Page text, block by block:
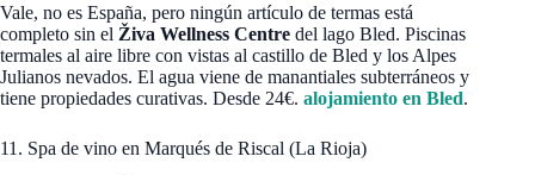
Vale, no es España, pero ningún artículo de termas está
completo sin el Živa Wellness Centre del lago Bled. Piscinas
termales al aire libre con vistas al castillo de Bled y los Alpes
Julianos nevados. El agua viene de manantiales subterráneos y
tiene propiedades curativas. Desde 24€. alojamiento en Bled.
11. Spa de vino en Marqués de Riscal (La Rioja)